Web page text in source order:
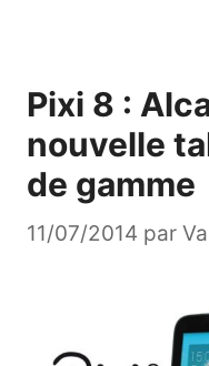
Pixi 8 :
nouvelle
de gamme
11/07/2014 par